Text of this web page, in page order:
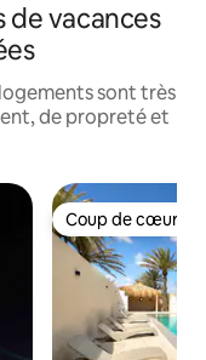
de vacances
sont très
de propreté et
Coup de cœur
Coup de cœur